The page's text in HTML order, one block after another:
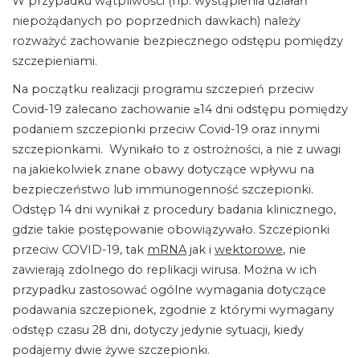
niepożądanych po poprzednich dawkach) należy
rozważyć zachowanie bezpiecznego odstępu pomiędzy
szczepieniami.
Na początku realizacji programu szczepień przeciw
Covid-19 zalecano zachowanie ≥14 dni odstępu pomiędzy
podaniem szczepionki przeciw Covid-19 oraz innymi
szczepionkami. Wynikało to z ostrożności, a nie z uwagi
na jakiekolwiek znane obawy dotyczące wpływu na
bezpieczeństwo lub immunogenność szczepionki.
Odstęp 14 dni wynikał z procedury badania klinicznego,
gdzie takie postępowanie obowiązywało. Szczepionki
przeciw COVID-19, tak mRNAjak i wektorowe, nie
zawierają zdolnego do replikacji wirusa. Można w ich
przypadku zastosować ogólne wymagania dotyczące
podawania szczepionek, zgodnie z którymi wymagany
odstęp czasu 28 dni, dotyczy jedynie sytuacji, kiedy
podajemy dwie żywe szczepionki.